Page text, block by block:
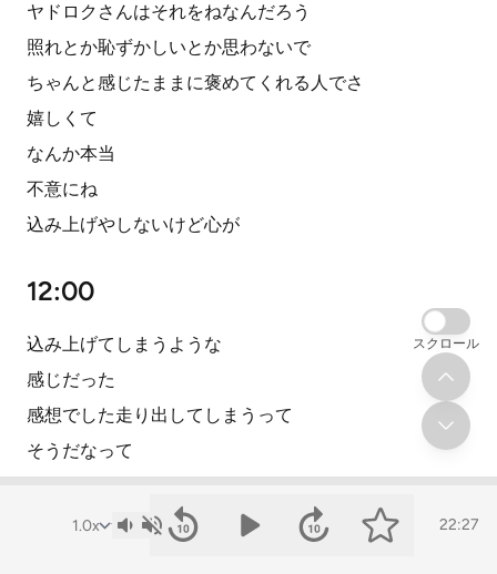
ヤドロクさんはそれをねなんだろう
照れとか恥ずかしいとか思わないで
ちゃんと感じたままに褒めてくれる人でさ
嬉しくて
なんか本当
不意にね
込み上げやしないけど心が
12:00
込み上げてしまうような
感じだった
感想でした走り出してしまうって
そうだなって
走り出しちゃうんですよね
22:27
スクロール